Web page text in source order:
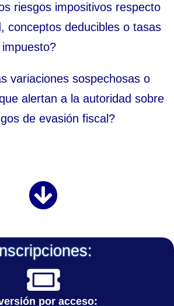
riesgos impositivos respecto
conceptos deducibles o tasas
variaciones sospechosas o
alertan a la autoridad sobre
de evasión fiscal?
por acceso: